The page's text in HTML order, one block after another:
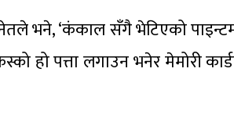
भने, ‘कंकाल सँगै भेटिएको
हो पत्ता लगाउन भनेर मेमोरी